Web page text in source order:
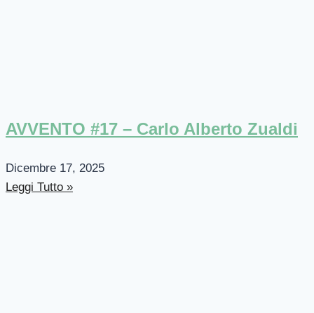
AVVENTO #17 – Carlo Alberto Zualdi
Dicembre 17, 2025
Leggi Tutto »